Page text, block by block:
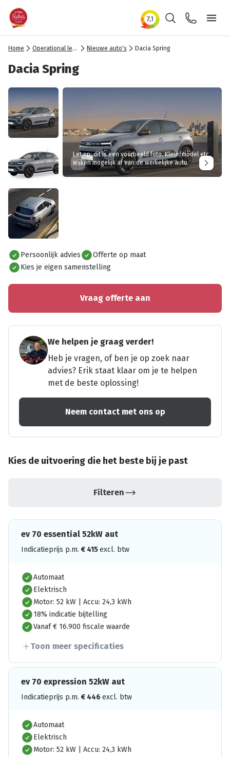
ZoekenContact
Home Operational lease Nieuwe auto's Dacia Spring
Dacia Spring
Alles bekijken
Let op: dit is een voorbeeld foto. Kleur/model etc
wijken mogelijk af van de werkelijke auto
Persoonlijk advies
Offerte op maat
Kies je eigen samenstelling
Vraag offerte aan
We helpen je graag verder!
Heb je vragen, of ben je op zoek naar
advies? Erik staat klaar om je te helpen
met de beste oplossing!
Neem contact met ons op
Kies de uitvoering die het beste bij je past
Filteren
ev 70 essential 52kW aut
Indicatieprijs p.m. € 415excl. btw
Automaat
Elektrisch
Motor: 52 kW | Accu: 24,3 kWh
18% indicatie bijtelling
Vanaf € 16.900 fiscale waarde
Toon meer specificaties
ev 70 expression 52kW aut
Indicatieprijs p.m. € 446 excl. btw
Automaat
Elektrisch
Motor: 52 kW | Accu: 24,3 kWh